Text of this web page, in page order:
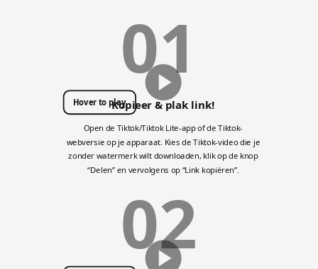
01
Hover to playKopieer & plak link!
Open de Tiktok/Tiktok Lite-app of de Tiktok-
webversie op je apparaat. Kies de Tiktok-video die je
zonder watermerk wilt downloaden, klik op de knop
“Delen” en vervolgens op “Link kopiëren”.
02